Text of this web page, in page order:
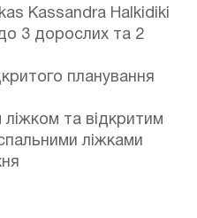
Kassandra Halkidiki
3 дорослих та 2
планування
та відкритим
ліжками